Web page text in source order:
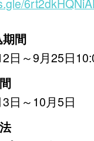
間
日～9月25日
日～10月5日